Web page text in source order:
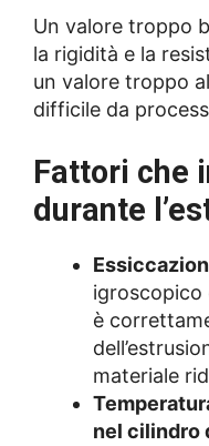
Un valore troppo
la rigidità e la
un valore troppo
difficile da
Fattori che
durante
igroscopico
è
materiale
nel cilindro